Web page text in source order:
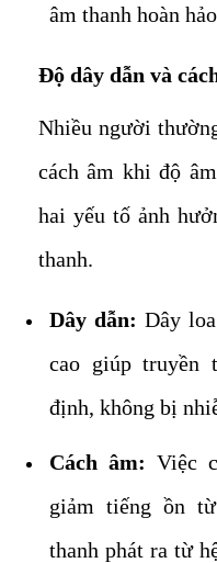
âm thanh hoàn
Độ dây dẫn và
Nhiều người
cách âm khi độ
hai yếu tố ảnh
thanh.
Dây dẫn: Dây
cao giúp truyền
định, không bị
Cách âm: Việc
giảm tiếng ồn
thanh phát ra từ